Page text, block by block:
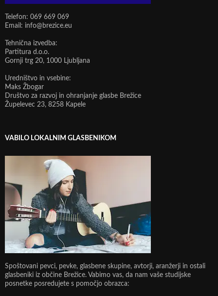
Telefon: 069 669 069
Email: info@brezice.eu
Tehnična izvedba:
Partitura d.o.o.
Gornji trg 20, 1000 Ljubljana
Uredništvo in vsebine:
Maks Žbogar
Društvo za razvoj in ohranjanje glasbe Brežice
Župelevec 23, 8258 Kapele
VABILO LOKALNIM GLASBENIKOM
Spoštovani pevci, pevke, glasbene skupine, avtorji, aranžerji in ostali
glasbeniki iz občine Brežice. Vabimo vas, da nam vaše studijske
posnetke posredujete s pomočjo obrazca: